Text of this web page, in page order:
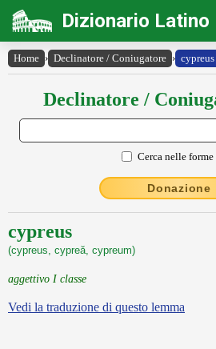
Dizionario Latino
Home › Declinatore / Coniugatore › cypreus
Declinatore /
Cerca nelle forme
Donazione
cypreus
(cypreus, cypreă, cypreum)
aggettivo I classe
Vedi la traduzione di questo lemma